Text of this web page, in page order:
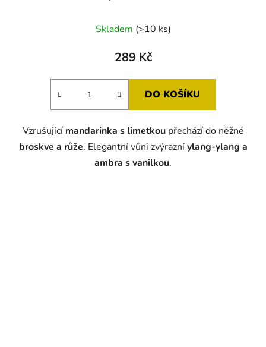
Skladem (>10 ks)
289 Kč
DO KOŠÍKU
Vzrušující mandarinka s limetkoupřechází do něžné
broskve a růže. Elegantní vůni zvýrazníylang-ylang a
ambra s vanilkou.